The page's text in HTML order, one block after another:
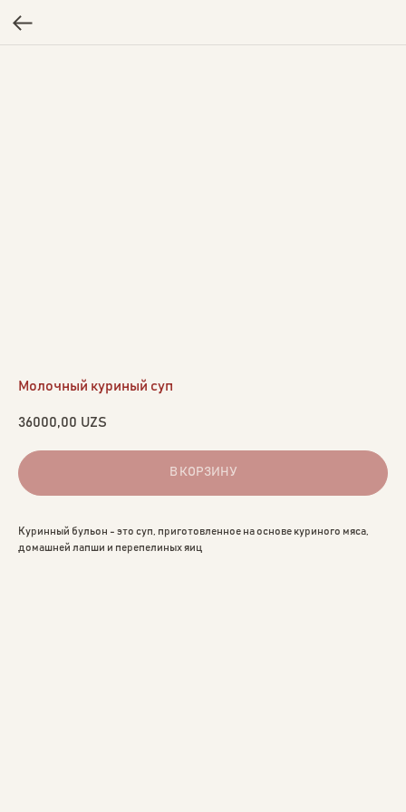
Молочный куриный суп
36000,00 UZS
В КОРЗИНУ
Куринный бульон - это суп, приготовленное на основе куриного мяса,
домашней лапши и перепелиных яиц